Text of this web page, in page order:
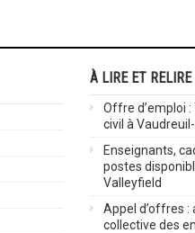
À LIRE ET RELIRE
Offre d’emploi
civil à
Enseignants,
postes
Valleyfield
Appel d’offres :
collective des